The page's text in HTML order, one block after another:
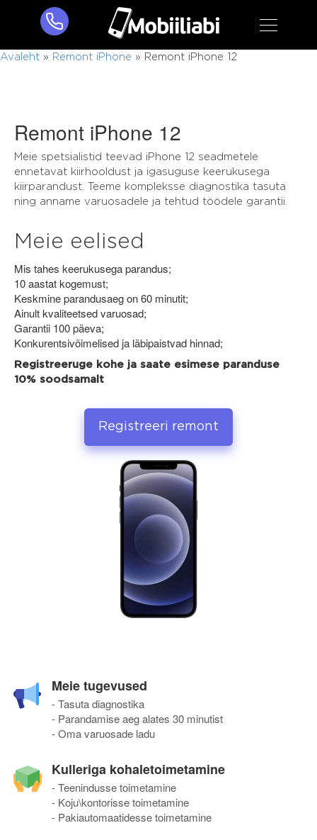
Avaleht » Remont iPhone » Remont iPhone 12
Remont iPhone 12
Meie spetsialistid teevad iPhone 12 seadmetele
ennetavat kiirhooldust ja igasuguse keerukusega
kiirparandust. Teeme kompleksse diagnostika tasuta
ning anname varuosadele ja tehtud töödele garantii.
Meie eelised
Mis tahes keerukusega parandus;
10 aastat kogemust;
Keskmine parandusaeg on 60 minutit;
Ainult kvaliteetsed varuosad;
Garantii 100 päeva;
Konkurentsivõimelised ja läbipaistvad hinnad;
Registreeruge kohe ja saate esimese paranduse
10% soodsamalt
Registreeri remont
Meie tugevused
- Tasuta diagnostika
- Parandamise aeg alates 30 minutist
- Oma varuosade ladu
Kulleriga kohaletoimetamine
- Teenindusse toimetamine
- Koju\kontorisse toimetamine
- Pakiautomaatidesse toimetamine